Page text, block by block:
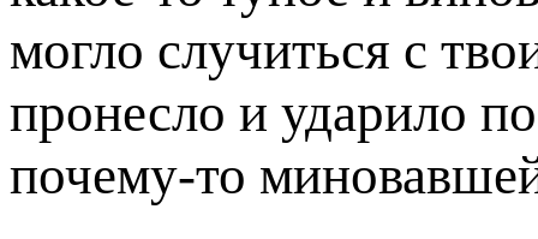
могло случиться с
пронесло и ударило
почему-то